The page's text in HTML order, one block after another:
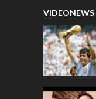
VIDEONEWS